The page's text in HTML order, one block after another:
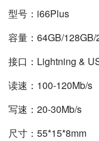
型号：i66Plus
容量：64GB/
接口：Lightning &
读速： 100-120Mb/s
写速：20-30Mb/s
尺寸：55*15*8mm